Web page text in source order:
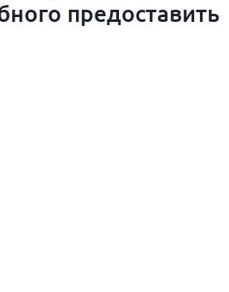
предоставить